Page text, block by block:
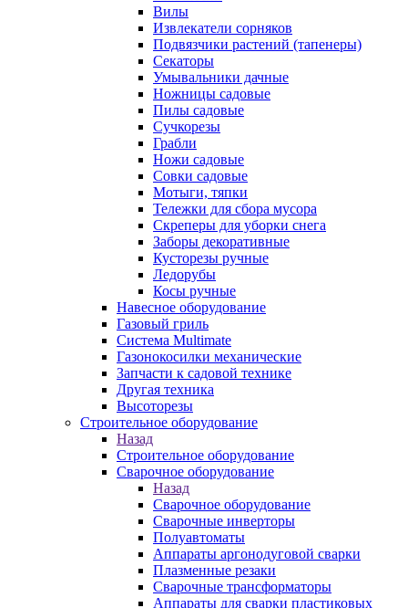
Вилы
Извлекатели сорняков
Подвязчики растений (тапенеры)
Секаторы
Умывальники дачные
Ножницы садовые
Пилы садовые
Сучкорезы
Грабли
Ножи садовые
Совки садовые
Мотыги, тяпки
Тележки для сбора мусора
Скреперы для уборки снега
Заборы декоративные
Кусторезы ручные
Ледорубы
Косы ручные
Навесное оборудование
Газовый гриль
Система Multimate
Газонокосилки механические
Запчасти к садовой технике
Другая техника
Высоторезы
Строительное оборудование
Назад
Строительное оборудование
Сварочное оборудование
Назад
Сварочное оборудование
Сварочные инверторы
Полуавтоматы
Аппараты аргонодуговой сварки
Плазменные резаки
Сварочные трансформаторы
Аппараты для сварки пластиковых